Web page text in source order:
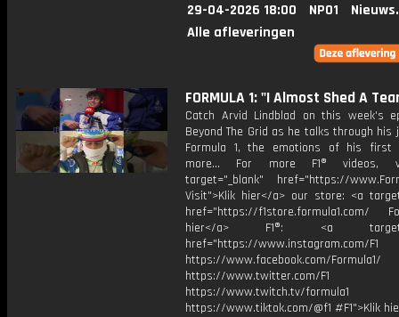
29-04-2026 18:00 NPO1
Alle afleveringen
FORMULA 1: "I Almost Shed A
Catch Arvid Lindblad on this week's
Beyond The Grid as he talks through his
Formula 1, the emotions of his first
more... For more F1® videos,
target="_blank" href="https://
Visit">Klik hier</a> our store: <a
href="https://f1store.formula1.com/
hier</a> F1®: <a
href="https://www.instagram.com/F1
https://www.facebook.com/Formula1/
https://www.twitter.com/F1
https://www.twitch.tv/formula1
https://www.tiktok.com/@f1 #F1">Klik